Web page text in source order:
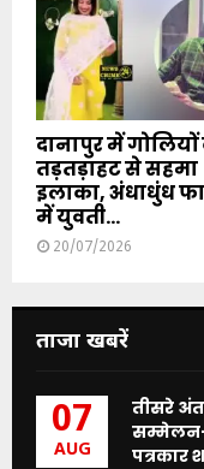
दानापुर में गोलियों
तड़तड़ाहट से सहमा
इलाका, अंधाधुंध
में युवती...
20/07/2026
ताजा खबरें
07
AUG
तीसरे
पत्रकार